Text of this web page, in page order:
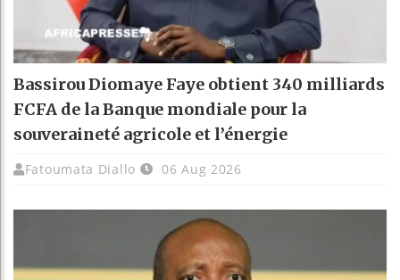
Bassirou Diomaye Faye obtient 340 milliards
FCFA de la Banque mondiale pour la
souveraineté agricole et l’énergie
Fatoumata Diallo 06 Aug 2026